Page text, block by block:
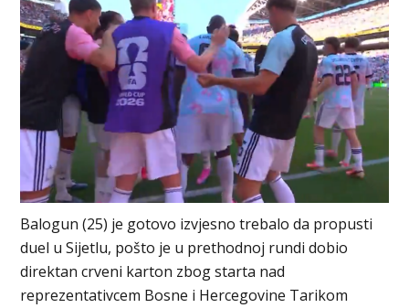
Balogun (25) je gotovo izvjesno trebalo da propusti
duel u Sijetlu, pošto je u prethodnoj rundi dobio
direktan crveni karton zbog starta nad
reprezentativcem Bosne i Hercegovine Tarikom